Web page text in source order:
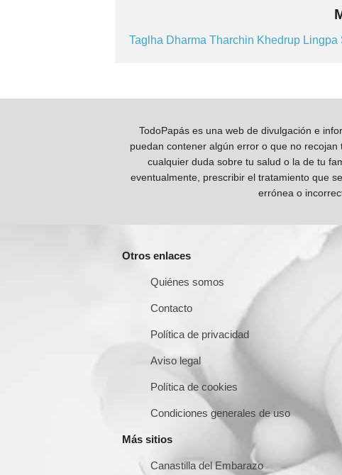
Taglha Dharma Tharchin Khedrup Lingpa
TodoPapás es una web de divulgación e
puedan contener algún error o que no
cualquier duda sobre tu salud o la de tu
eventualmente, prescribir el tratamiento que
errónea o
Otros enlaces
Quiénes somos
Contacto
Política de privacidad
Aviso legal
Política de cookies
Condiciones generales de uso
Más sitios
Canastilla del Embarazo